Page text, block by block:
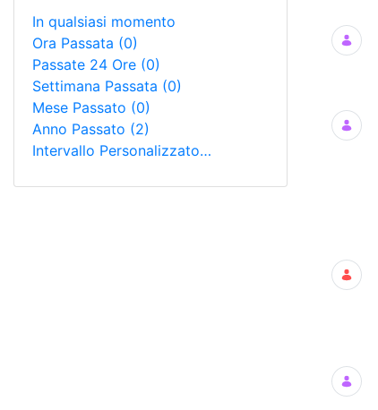
In qualsiasi momento
Ora Passata (0)
Passate 24 Ore (0)
Settimana Passata (0)
Mese Passato (0)
Anno Passato (2)
Intervallo Personalizzato…